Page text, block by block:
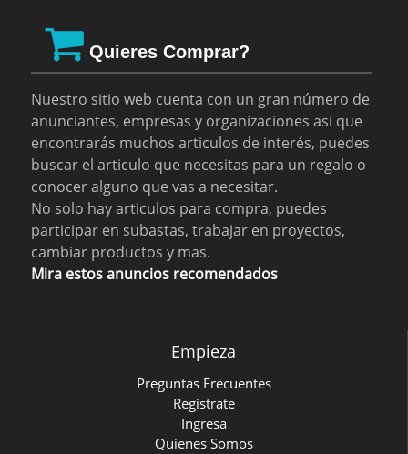
Quieres Comprar?
Nuestro sitio web cuenta con un gran número de
anunciantes, empresas y organizaciones asi que
encontrarás muchos articulos de interés, puedes
buscar el articulo que necesitas para un regalo o
conocer alguno que vas a necesitar.
No solo hay articulos para compra, puedes
participar en subastas, trabajar en proyectos,
cambiar productos y mas.
Mira estos anuncios recomendados
Empieza
Preguntas Frecuentes
Registrate
Ingresa
Quienes Somos